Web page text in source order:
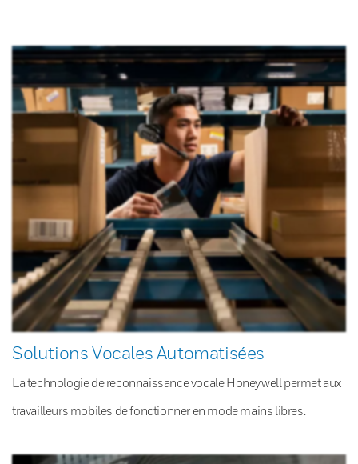
Solutions Vocales Automatisées
La technologie de reconnaissance vocale Honeywell permet aux
travailleurs mobiles de fonctionner en mode mains libres.